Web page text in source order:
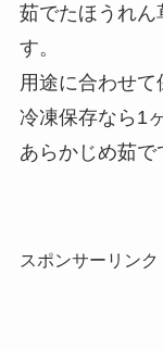
茹でたほうれん
す。
用途に合わせて
冷凍保存なら1
あらかじめ茹で
スポンサーリンク